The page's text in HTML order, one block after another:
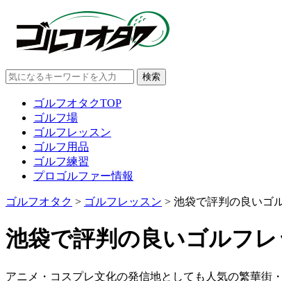
ゴルフオタクTOP
ゴルフ場
ゴルフレッスン
ゴルフ用品
ゴルフ練習
プロゴルファー情報
ゴルフオタク > ゴルフレッスン > 池袋で評判の良いゴ
池袋で評判の良いゴルフ
アニメ・コスプレ文化の発信地としても人気の繁華街